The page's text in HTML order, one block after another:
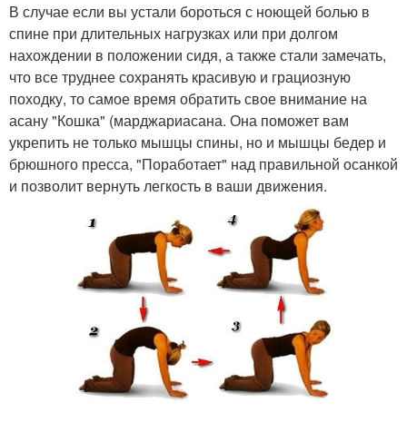
В случае если вы устали бороться с ноющей болью в
спине при длительных нагрузках или при долгом
нахождении в положении сидя, а также стали замечать,
что все труднее сохранять красивую и грациозную
походку, то самое время обратить свое внимание на
асану "Кошка" (марджариасана. Она поможет вам
укрепить не только мышцы спины, но и мышцы бедер и
брюшного пресса, "Поработает" над правильной осанкой
и позволит вернуть легкость в ваши движения.